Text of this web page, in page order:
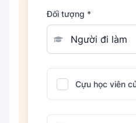
Đối tượng *
Cựu học viên